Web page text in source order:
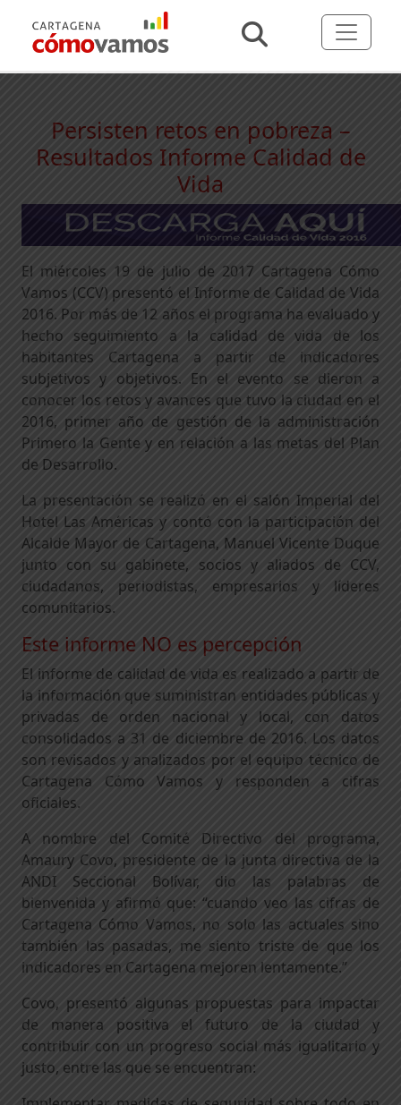
Persisten retos en pobreza –
Resultados Informe Calidad de
Vida
El miércoles 19 de julio de 2017 Cartagena Cómo
Vamos (CCV) presentó el Informe de Calidad de Vida
2016. Por más de 12 años el programa ha evaluado y
hecho seguimiento a la calidad de vida de los
habitantes Cartagena a partir de indicadores
subjetivos y objetivos. En el evento se dieron a
conocer los retos y avances que tuvo la ciudad en el
2016, primer año de gestión de la administración
Primero la Gente y en relación a las metas del Plan
de Desarrollo.
La presentación se realizó en el salón Imperial del
Hotel Las Américas y contó con la participación del
Alcalde Mayor de Cartagena, Manuel Vicente Duque
junto con su gabinete, socios y aliados de CCV,
ciudadanos, periodistas, empresarios y líderes
comunitarios.
Este informe NO es percepción
El informe de calidad de vida es realizado a partir de
la información que suministran entidades públicas y
privadas de orden nacional y local, con datos
consolidados a 31 de diciembre de 2016. Los datos
son revisados y analizados por el equipo técnico de
Cartagena Cómo Vamos y responden a cifras
oficiales.
A nombre del Comité Directivo del programa,
Amaury Covo, presidente de la junta directiva de la
ANDI Seccional Bolívar, dio las palabras de
bienvenida y afirmó que: “cuando veo las cifras de
Cartagena Cómo Vamos, no solo las actuales sino
también las pasadas, me siento triste de que los
indicadores en Cartagena mejoren lentamente.”
Covo, presentó algunas propuestas para impactar
de manera positiva el futuro de la ciudad y
contribuir con un progreso social más igualitario y
justo, entre las que se encuentran: